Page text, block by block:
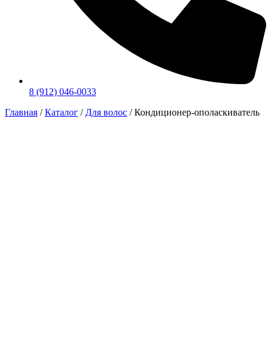
8 (912) 046-0033
Главная / Каталог / Для волос / Кондиционер-ополаскиватель